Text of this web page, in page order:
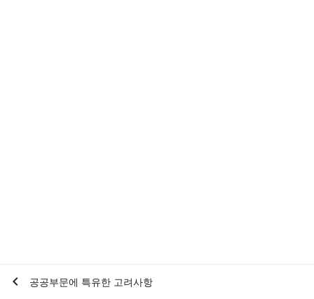
chevron_left 공공부문에 특유한 고려사항